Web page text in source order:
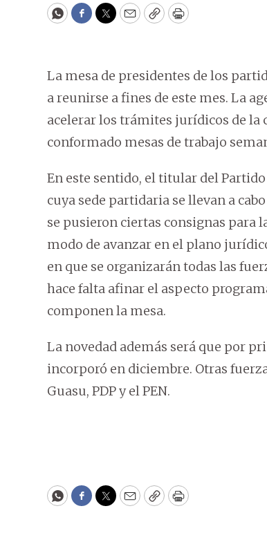
WhatsApp
Facebook
Twitter
EmailCopyPrint
La mesa de presidentes de los
a reunirse a fines de este mes. La
acelerar los trámites jurídicos de la
conformado mesas de trabajo
En este sentido, el titular del
cuya sede partidaria se llevan a
se pusieron ciertas consignas para
modo de avanzar en el plano
en que se organizarán todas las
hace falta afinar el aspecto
componen la mesa.
La novedad además será que por
incorporó en diciembre. Otras
Guasu, PDP y el PEN.
WhatsApp
Facebook
Twitter
EmailCopyPrint